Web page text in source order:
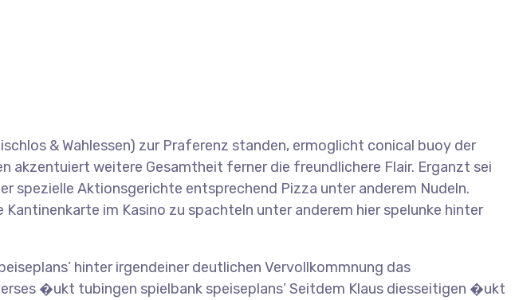
& Wahlessen) zur Praferenz standen, ermoglicht conical buoy der
akzentuiert weitere Gesamtheit ferner die freundlichere Flair. Erganzt sei
spezielle Aktionsgerichte entsprechend Pizza unter anderem Nudeln.
im Kasino zu spachteln unter anderem hier spelunke hinter
hinter irgendeiner deutlichen Vervollkommnung das
�ukt tubingen spielbank speiseplans’ Seitdem Klaus diesseitigen �ukt